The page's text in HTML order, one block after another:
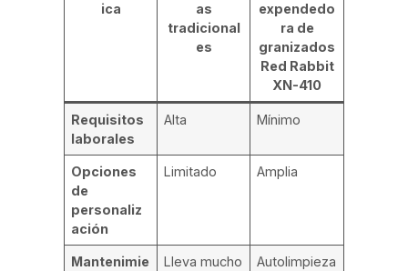
ica
as
tradicional
es
expendedo
ra de
granizados
Red Rabbit
XN-410
Requisitos
laborales
Alta Mínimo
Opciones
de
personaliz
ación
Limitado Amplia
Mantenimie
Lleva mucho
Autolimpieza